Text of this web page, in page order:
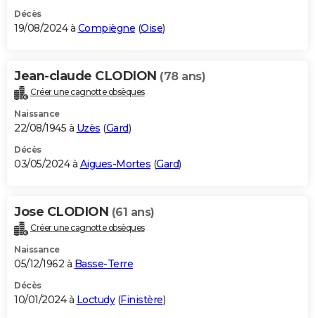
Décès
19/08/2024 à Compiègne (Oise)
Jean-claude CLODION (78 ans)
Créer une cagnotte obsèques
Naissance
22/08/1945 à Uzès (Gard)
Décès
03/05/2024 à Aigues-Mortes (Gard)
Jose CLODION (61 ans)
Créer une cagnotte obsèques
Naissance
05/12/1962 à Basse-Terre
Décès
10/01/2024 à Loctudy(Finistère)